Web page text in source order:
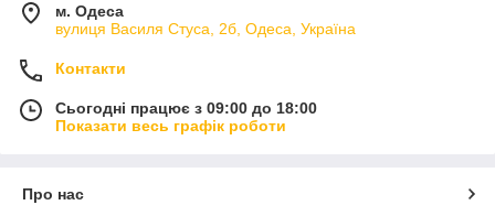
м. Одеса
вулиця Василя Стуса, 2б, Одеса, Україна
Контакти
Сьогодні працює з 09:00 до 18:00
Показати весь графік роботи
Про нас